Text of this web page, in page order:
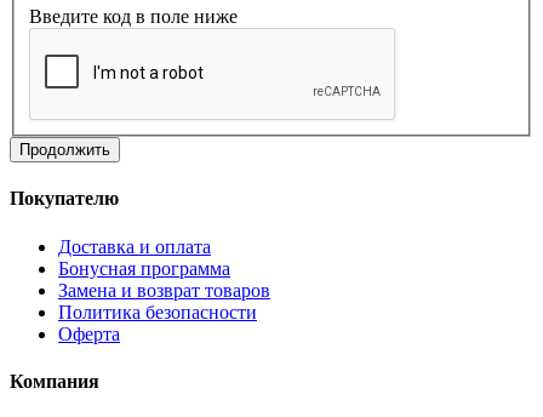
Введите код в поле ниже
Продолжить
Покупателю
Доставка и оплата
Бонусная программа
Замена и возврат товаров
Политика безопасности
Оферта
Компания